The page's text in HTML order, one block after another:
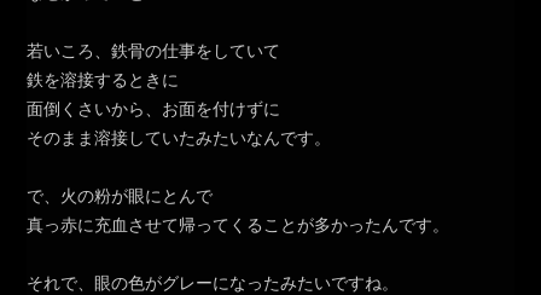
若いころ、鉄骨の仕事をしていて
鉄を溶接するときに
面倒くさいから、お面を付けずに
そのまま溶接していたみたいなんです。
で、火の粉が眼にとんで
真っ赤に充血させて帰ってくることが多かったんです。
それで、眼の色がグレーになったみたいですね。